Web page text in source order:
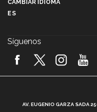
2026! (video)
CAMBIAR IDIOMA
ES
Síguenos
AV. EUGENIO GARZA SADA